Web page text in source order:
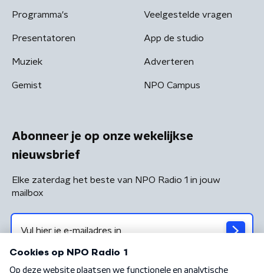
Programma's
Presentatoren
Muziek
Gemist
Veelgestelde vragen
App de studio
Adverteren
NPO Campus
Abonneer je op onze wekelijkse
nieuwsbrief
Elke zaterdag het beste van NPO Radio 1 in jouw
mailbox